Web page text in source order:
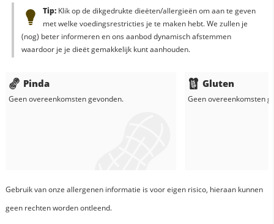
Tip:Klik op de dikgedrukte dieëten/allergieën om aan te geven
met welke voedingsrestricties je te maken hebt. We zullen je
(nog) beter informeren en ons aanbod dynamisch afstemmen
waardoor je je dieët gemakkelijk kunt aanhouden.
Pinda
Geen overeenkomsten gevonden.
Gluten
Geen overeenkomsten
Gebruik van onze allergenen informatie is voor eigen risico, hieraan kunnen
geen rechten worden ontleend.